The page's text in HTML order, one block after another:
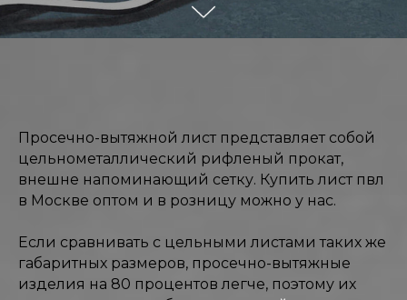
Просечно-вытяжной лист представляет собой
цельнометаллический рифленый прокат,
внешне напоминающий сетку. Купить лист пвл
в Москве оптом и в розницу можно у нас.
Если сравнивать с цельными листами таких же
габаритных размеров, просечно-вытяжные
изделия на 80 процентов легче, поэтому их